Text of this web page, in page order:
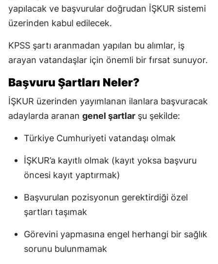
yapılacak ve başvurular doğrudan İŞKUR sistemi
üzerinden kabul edilecek.
KPSS şartı aranmadan yapılan bu alımlar, iş
arayan vatandaşlar için önemli bir fırsat sunuyor.
Başvuru Şartları Neler?
İŞKUR üzerinden yayımlanan ilanlara başvuracak
adaylarda aranan genel şartlar şu şekilde:
Türkiye Cumhuriyeti vatandaşı olmak
İŞKUR’a kayıtlı olmak (kayıt yoksa başvuru
öncesi kayıt yaptırmak)
Başvurulan pozisyonun gerektirdiği özel
şartları taşımak
Görevini yapmasına engel herhangi bir sağlık
sorunu bulunmamak